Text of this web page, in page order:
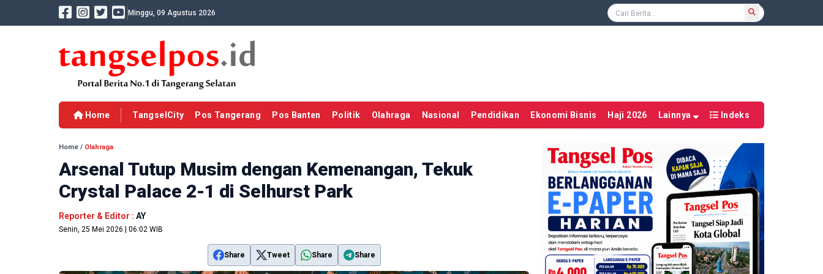
Minggu, 09 Agustus 2026
Home TangselCity Pos Tangerang Pos Banten Politik Olahraga Nasional Pendidikan Ekonomi Bisnis Haji 2026 Lainnya Indeks
Home / Olahraga
Arsenal Tutup Musim dengan Kemenangan, Tekuk
Crystal Palace 2-1 di Selhurst Park
Reporter & Editor : AY
Senin, 25 Mei 2026 | 06:02 WIB
Share Tweet Share Share